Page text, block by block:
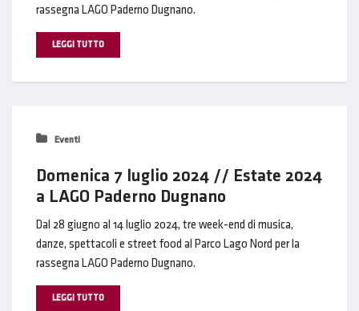
rassegna LAGO Paderno Dugnano.
LEGGI TUTTO
Eventi
Domenica 7 luglio 2024 // Estate 2024
a LAGO Paderno Dugnano
Dal 28 giugno al 14 luglio 2024, tre week-end di musica,
danze, spettacoli e street food al Parco Lago Nord per la
rassegna LAGO Paderno Dugnano.
LEGGI TUTTO